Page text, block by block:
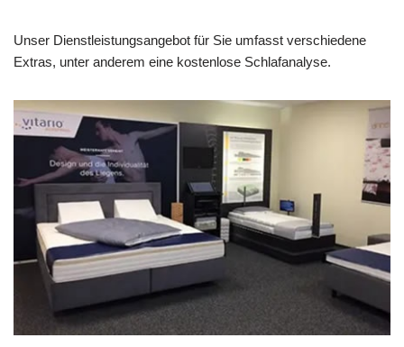
Unser Dienstleistungsangebot für Sie umfasst verschiedene
Extras, unter anderem eine kostenlose Schlafanalyse.